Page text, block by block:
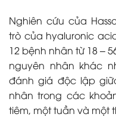
Nghiên cứu của
trò của hyaluronic
12 bệnh nhân từ 18 –
nguyên nhân khác
đánh giá độc lập
nhân trong các
tiêm, một tuần và một